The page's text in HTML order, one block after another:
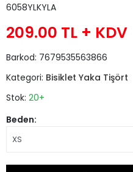
6058YLKYLA
209.00 TL + KDV
Barkod: 7679535563866
Kategori: Bisiklet Yaka Tişört
Stok: 20+
Beden: